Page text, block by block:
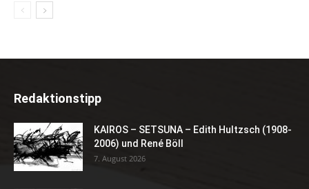
Redaktionstipp
KAIROS – SETSUNA – Edith Hultzsch (1908-
2006) und René Böll
7. August 2026